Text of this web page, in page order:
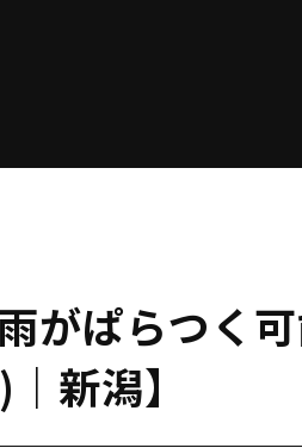
がぱらつく
新潟】